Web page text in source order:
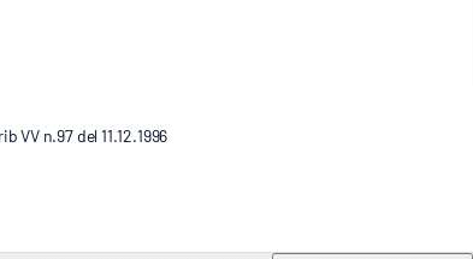
VV n.97 del 11.12.1996